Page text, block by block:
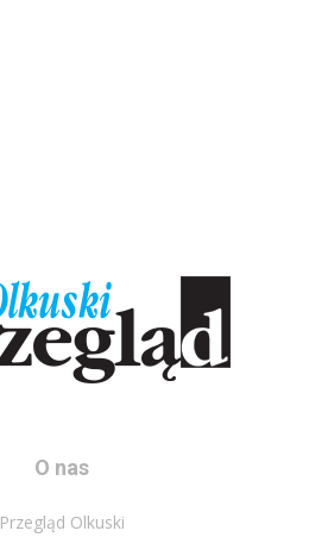
O nas
Przegląd Olkuski